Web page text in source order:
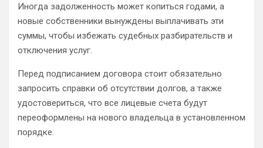
Иногда задолженность может копиться годами, а
новые собственники вынуждены выплачивать эти
суммы, чтобы избежать судебных разбирательств и
отключения услуг.
Перед подписанием договора стоит обязательно
запросить справки об отсутствии долгов, а также
удостовериться, что все лицевые счета будут
переоформлены на нового владельца в установленном
порядке.